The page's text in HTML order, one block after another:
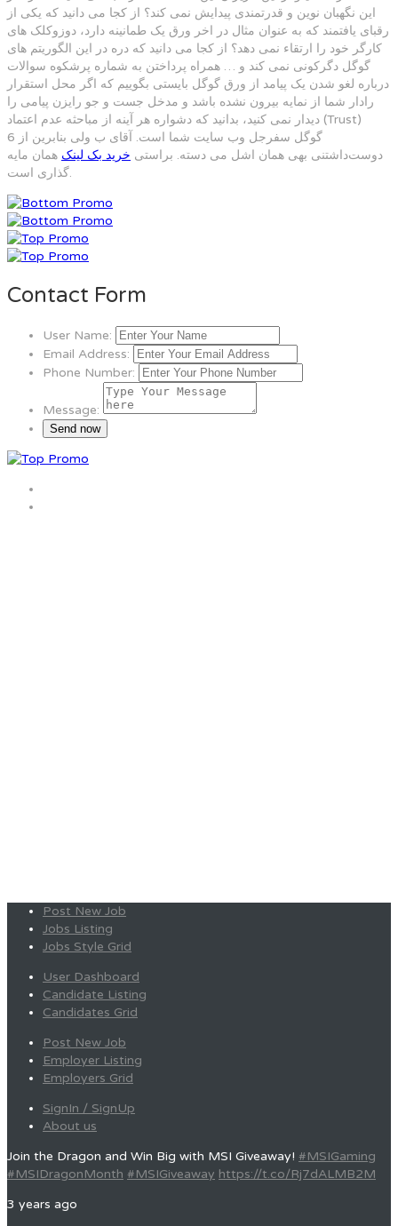
این نگهبان نوین و قدرتمندی پیدایش نمی کند؟ از کجا می دانید که یکی از
رقبای یافتمند که به عنوان مثال در اخر ورق یک طمانینه دارد، دوزوکلک های
کارگر خود را ارتقاء نمی دهد؟ از کجا می دانید که دره در این الگوریتم های
گوگل دگرکونی نمی کند و … همراه پرداختن به شماره پرشکوه سوالات
درباره لغو شدن یک پیامد از ورق گوگل بایستی بگوییم که اگر محل استقرار
رادار شما از نمایه بیرون نشده باشد و مدخل جست و جو رایزن پیامی را
دیدار نمی کنید، بدانید که دشواره هر آینه از مباحثه عدم اعتماد (Trust)
گوگل سفرجل وب سایت شما است. آقای ب ولی بنابرین از 6
دوست‌داشتنی بهی همان اشل می دسته. براستی خرید بک لینک همان مایه
گذاری است.
Contact Form
User Name:
Email Address:
Phone Number:
Message:
Post New Job
Jobs Listing
Jobs Style Grid
User Dashboard
Candidate Listing
Candidates Grid
Post New Job
Employer Listing
Employers Grid
SignIn / SignUp
About us
Join the Dragon and Win Big with MSI Giveaway! #MSIGaming
#MSIDragonMonth #MSIGiveaway https://t.co/Rj7dALMB2M
3 years ago